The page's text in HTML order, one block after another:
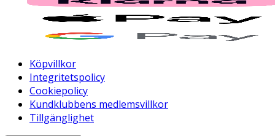
Köpvillkor
Integritetspolicy
Cookiepolicy
Kundklubbens medlemsvillkor
Tillgänglighet